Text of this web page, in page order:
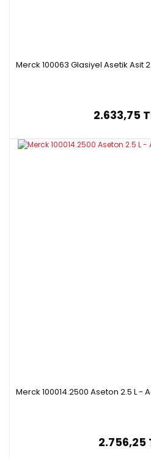
Merck 100063 Glasiyel Asetik Asit
2.633,75
Merck 100014.2500 Aseton 2.5 L -
2.756,25